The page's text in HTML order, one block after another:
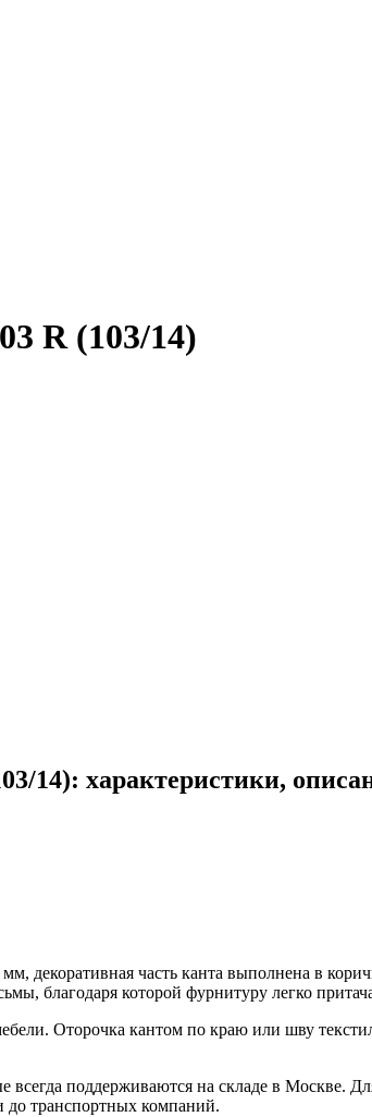
R (103/14)
14): характеристики,
декоративная часть канта выполнена в
благодаря которой фурнитуру легко
Оторочка кантом по краю или шву
поддерживаются на складе в Москве.
до транспортных компаний.